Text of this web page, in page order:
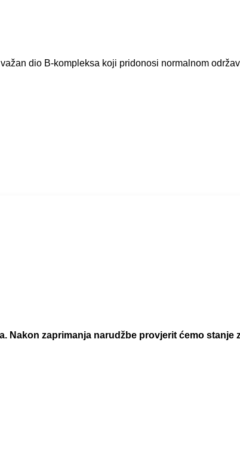
dio B-kompleksa koji pridonosi normalnom
Nakon zaprimanja narudžbe provjerit ćemo